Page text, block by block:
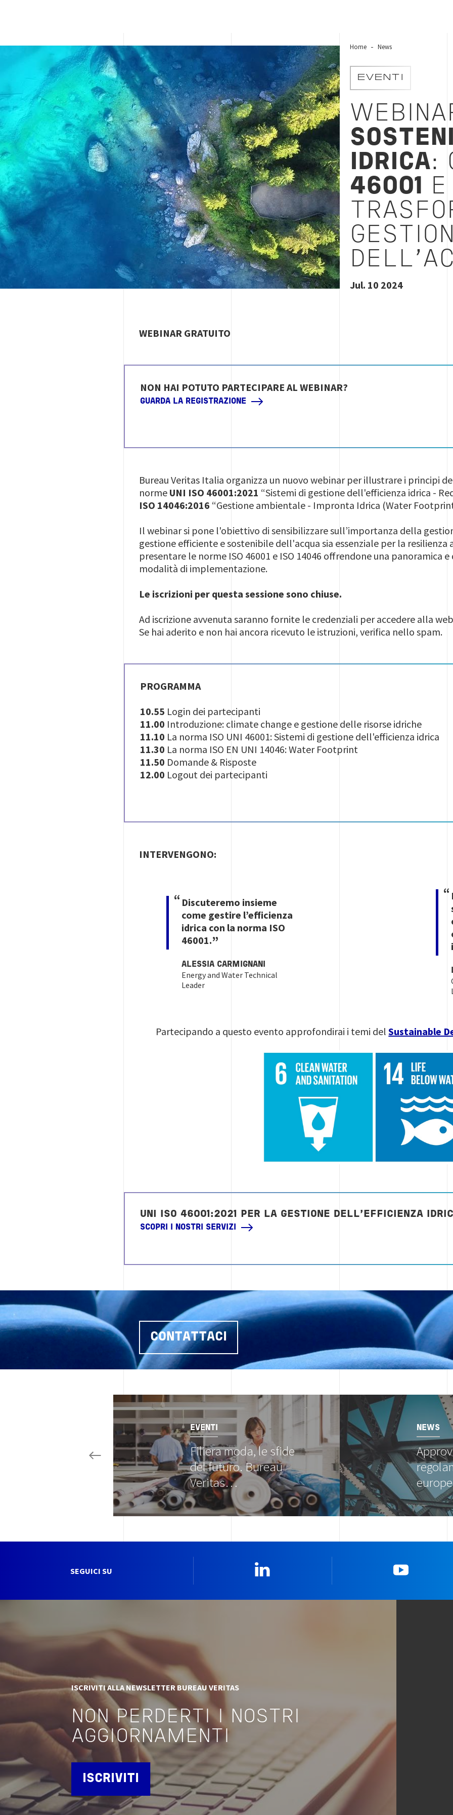
Assessment-ESG-ISO26000 Home News
EVENTI
IDRICA:
46001
Jul. 10 2024
WEBINAR GRATUITO
NON HAI POTUTO PARTECIPARE AL WEBINAR?
GUARDA LA REGISTRAZIONE
Bureau Veritas Italia organizza un nuovo webinar per illustrare i principi
norme UNI ISO 46001:2021 “Sistemi di gestione dell'efficienza idrica -
ISO 14046:2016 “Gestione ambientale - Impronta Idrica (Water
Il webinar si pone l'obiettivo di sensibilizzare sull’importanza della
gestione efficiente e sostenibile dell'acqua sia essenziale per la resilienza
presentare le norme ISO 46001 e ISO 14046 offrendone una panoramica
modalità di implementazione.
Le iscrizioni per questa sessione sono chiuse.
Ad iscrizione avvenuta saranno fornite le credenziali per accedere alla
Se hai aderito e non hai ancora ricevuto le istruzioni, verifica nello spam.
PROGRAMMA
10.55 Login dei partecipanti
11.00 Introduzione: climate change e gestione delle risorse idriche
11.10 La norma ISO UNI 46001: Sistemi di gestione dell'efficienza idrica
11.30 La norma ISO EN UNI 14046: Water Footprint
11.50 Domande & Risposte
12.00 Logout dei partecipanti
INTERVENGONO:
Discuteremo insieme
come gestire l’efficienza
idrica con la norma ISO
46001.
ALESSIA CARMIGNANI
Energy and Water Technical
Leader
Partecipando a questo evento approfondirai i temi delSustainable
UNI ISO 46001:2021 PER LA GESTIONE DELL'EFFICIENZA
SCOPRI I NOSTRI SERVIZI
CONTATTACI
Image
EVENTI
Filiera moda, le sfide
del futuro. Bureau
Veritas…
NEWS
SEGUICI SU
ISCRIVITI ALLA NEWSLETTER BUREAU VERITAS
NON PERDERTI I NOSTRI
AGGIORNAMENTI
ISCRIVITI